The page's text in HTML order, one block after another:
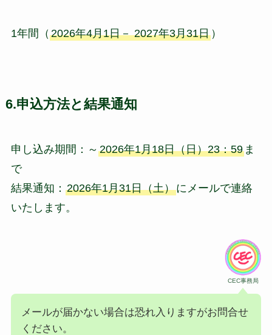
1年間（ 2026年4月1日－ 2027年3月31日）
6.申込方法と結果通知
申し込み期間：～ 2026年1月18日（日）23：59ま
で
結果通知： 2026年1月31日（土）にメールで連絡
いたします。
CEC事務局
メールが届かない場合は恐れ入りますがお問合せ
ください。